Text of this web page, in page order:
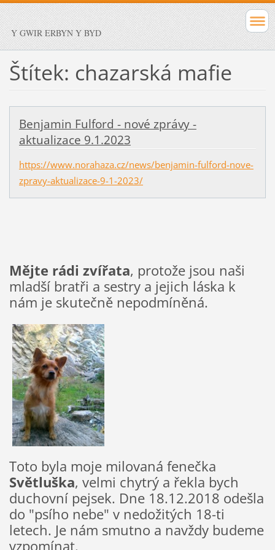
Y GWIR ERBYN Y BYD
Štítek: chazarská mafie
Benjamin Fulford - nové zprávy -
aktualizace 9.1.2023
https://www.norahaza.cz/news/benjamin-fulford-nove-
zpravy-aktualizace-9-1-2023/
Mějte rádi zvířata, protože jsou naši
mladší bratři a sestry a jejich láska k
nám je skutečně nepodmíněná.
Toto byla moje milovaná fenečka
Světluška, velmi chytrý a řekla bych
duchovní pejsek. Dne 18.12.2018 odešla
do "psího nebe" v nedožitých 18-ti
letech. Je nám smutno a navždy budeme